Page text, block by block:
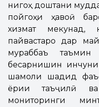
нигоҳ доштани
пойгоҳи ҳавоӣ
хизмат мекунад,
пайвастаро дар
мураббаъ таъмин
бесарнишин
шамоли шадид
ёрии таъҷилӣ
мониторинги